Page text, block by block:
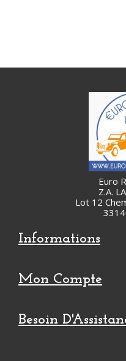
Euro
Z.A.
Lot 12
Informations
Mon Compte
Besoin